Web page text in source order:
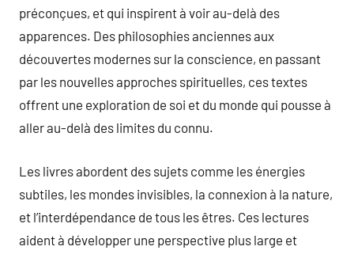
préconçues, et qui inspirent à voir au-delà des
apparences. Des philosophies anciennes aux
découvertes modernes sur la conscience, en passant
par les nouvelles approches spirituelles, ces textes
offrent une exploration de soi et du monde qui pousse à
aller au-delà des limites du connu.
Les livres abordent des sujets comme les énergies
subtiles, les mondes invisibles, la connexion à la nature,
et l’interdépendance de tous les êtres. Ces lectures
aident à développer une perspective plus large et